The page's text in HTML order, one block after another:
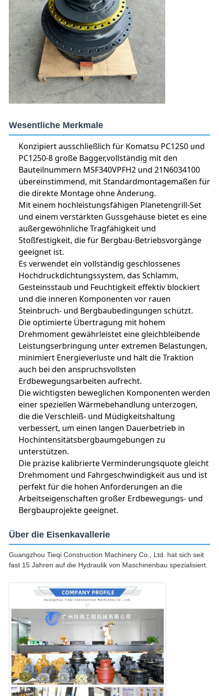
Wesentliche Merkmale
Konzipiert ausschließlich für Komatsu PC1250 und
PC1250-8 große Bagger,vollständig mit den
Bauteilnummern MSF340VPFH2 und 21N6034100
übereinstimmend, mit Standardmontagemaßen für
die direkte Montage ohne Änderung.
Mit einem hochleistungsfähigen Planetengrill-Set
und einem verstärkten Gussgehäuse bietet es eine
außergewöhnliche Tragfähigkeit und
Stoßfestigkeit, die für Bergbau-Betriebsvorgänge
geeignet ist.
Es verwendet ein vollständig geschlossenes
Hochdruckdichtungssystem, das Schlamm,
Gesteinsstaub und Feuchtigkeit effektiv blockiert
und die inneren Komponenten vor rauen
Steinbruch- und Bergbaubedingungen schützt.
Die optimierte Übertragung mit hohem
Drehmoment gewährleistet eine gleichbleibende
Leistungserbringung unter extremen Belastungen,
minimiert Energieverluste und hält die Traktion
auch bei den anspruchsvollsten
Erdbewegungsarbeiten aufrecht.
Die wichtigsten beweglichen Komponenten werden
einer speziellen Wärmebehandlung unterzogen,
die die Verschleiß- und Müdigkeitshaltung
verbessert, um einen langen Dauerbetrieb in
Hochintensitätsbergbaumgebungen zu
unterstützen.
Die präzise kalibrierte Verminderungsquote gleicht
Drehmoment und Fahrgeschwindigkeit aus und ist
perfekt für die hohen Anforderungen an die
Arbeitseigenschaften großer Erdbewegungs- und
Bergbauprojekte geeignet.
Über die Eisenkavallerie
Guangzhou Tieqi Construction Machinery Co., Ltd. hat sich seit
fast 15 Jahren auf die Hydraulik von Maschinenbau spezialisiert.